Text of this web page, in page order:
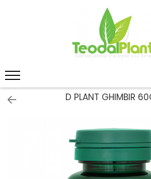
SUPLIMENTE ARTICULATII
SUPLIMENTE TONICE
CREME ANTIINFLAMATOARE-
CIRCULAȚIE
SUPLIMENTE DIABET
SUPLIMENTE DIVERSE
SUPLIMENTE HORMONALE
D PLANT GHIMBIR